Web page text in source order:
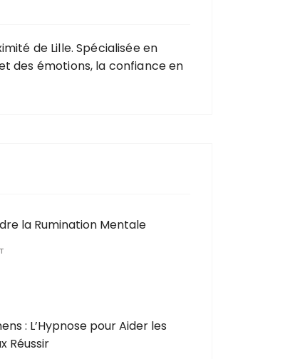
de Lille. Spécialisée en
des émotions, la confiance en
la Rumination Mentale
: L’Hypnose pour Aider les
Réussir